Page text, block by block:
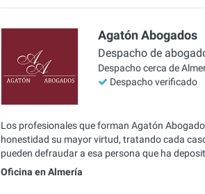
Agatón Abogados
Despacho de
Despacho cerca de
Despacho verificado
Los profesionales que forman Agatón
honestidad su mayor virtud, tratando cada
pueden defraudar a esa persona que ha
Oficina en Almería